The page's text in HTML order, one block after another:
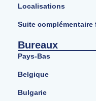
Localisations
Suite complémentaire
Bureaux
Pays-Bas
Belgique
Bulgarie